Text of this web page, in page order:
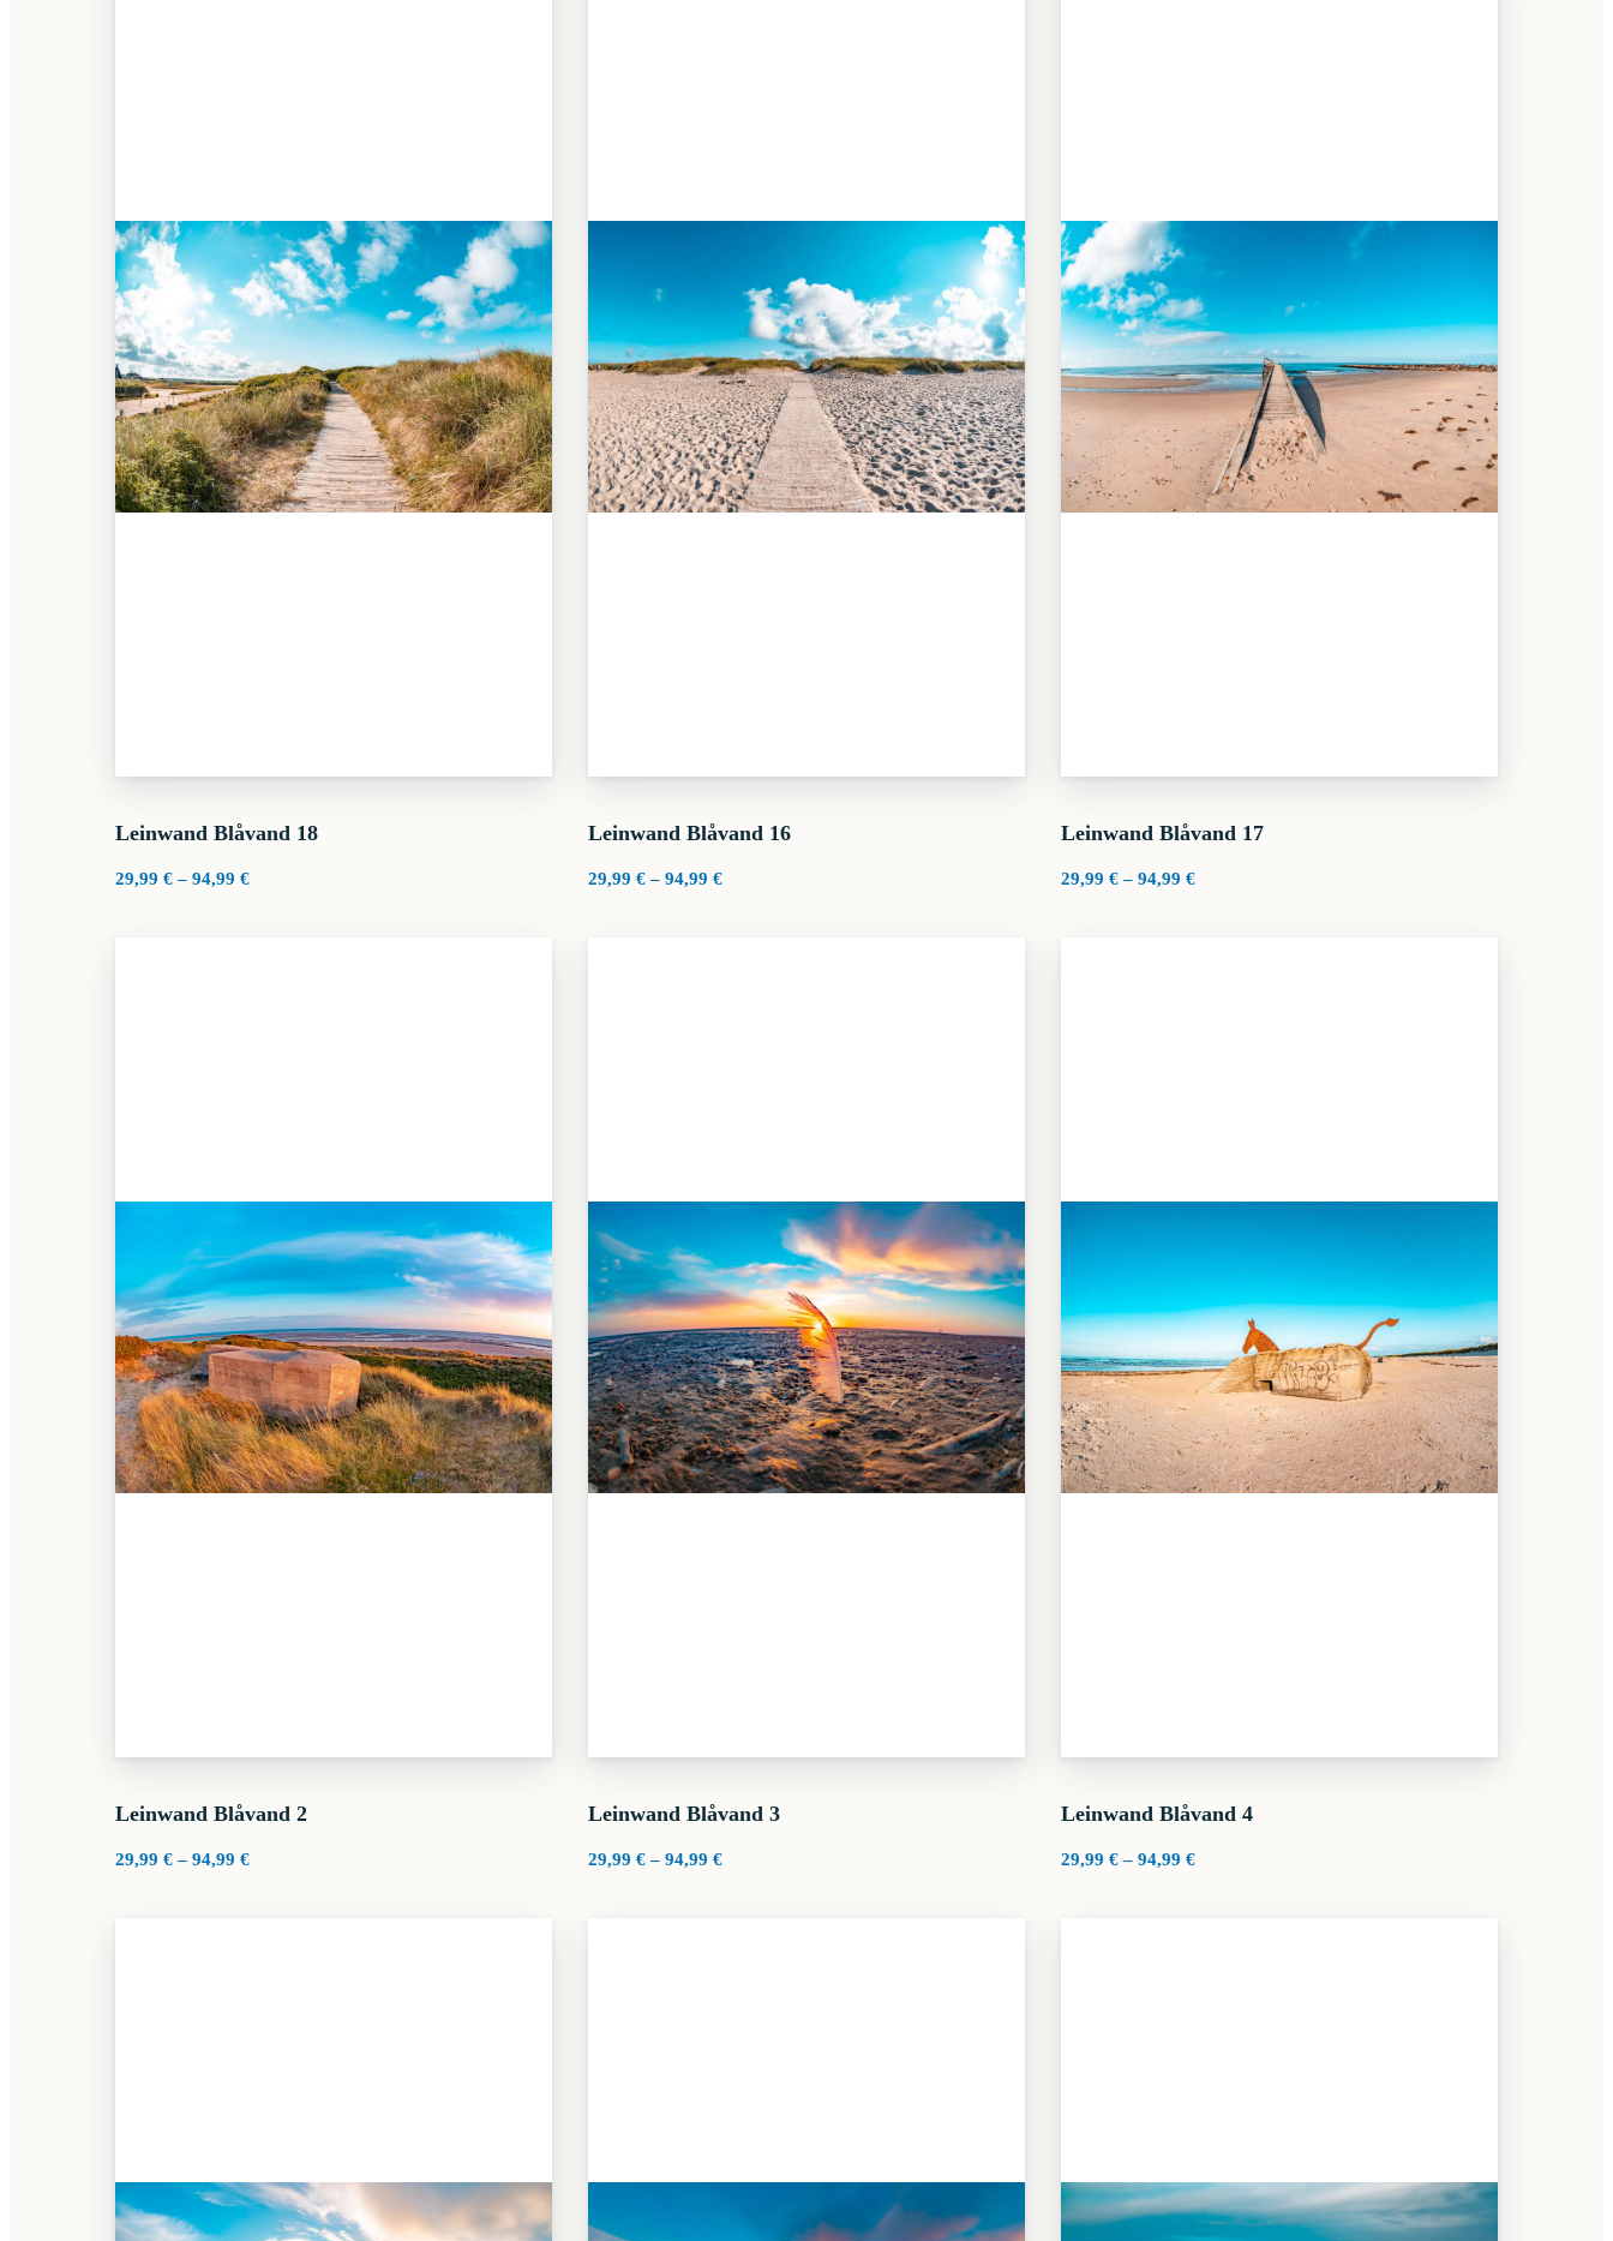
Leinwand Blåvand 18
29,99 € – 94,99 €Preisspanne:
Leinwand Blåvand 16
29,99 € – 94,99 €Preisspanne:
Leinwand Blåvand 17
29,99 € – 94,99 €Preisspanne:
Leinwand Blåvand 2
29,99 € – 94,99 €Preisspanne:
Leinwand Blåvand 3
29,99 € – 94,99 €Preisspanne:
Leinwand Blåvand 4
29,99 € – 94,99 €Preisspanne: